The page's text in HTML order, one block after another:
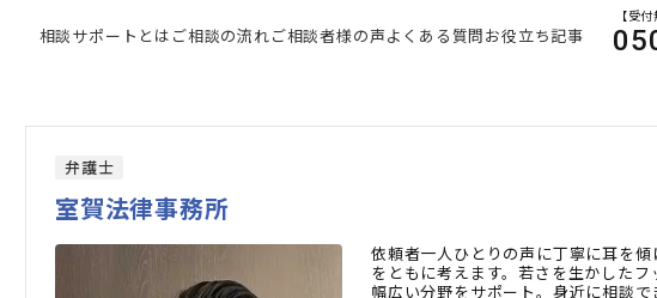
相談サポートとは ご相談の流れご相談者様の声よくある質問お役立ち記事
【受
の検索結果
弁護士
室賀法律事務所
依頼者一人ひとりの声に丁寧に耳を
をともに考えます。若さを生かした
幅広い分野をサポート。身近に相談